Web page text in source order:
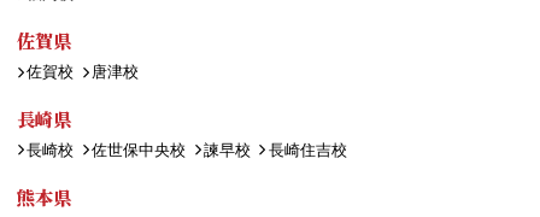
佐賀県
佐賀校 唐津校
長崎県
長崎校 佐世保中央校 諫早校 長崎住吉校
熊本県